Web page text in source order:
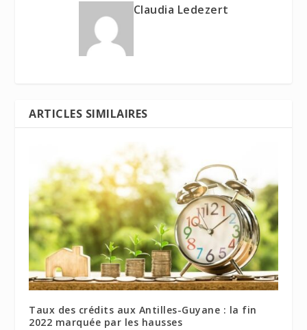
Claudia Ledezert
ARTICLES SIMILAIRES
Taux des crédits aux Antilles-Guyane : la fin
2022 marquée par les hausses